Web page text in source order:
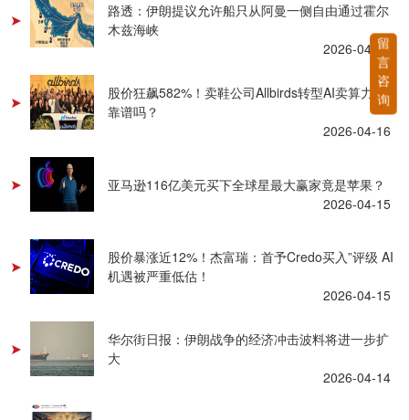
路透：伊朗提议允许船只从阿曼一侧自由通过霍尔
木兹海峡
2026-04-16
股价狂飙582%！卖鞋公司Allbirds转型AI卖算力，
靠谱吗？
2026-04-16
亚马逊116亿美元买下全球星最大赢家竟是苹果？
2026-04-15
股价暴涨近12%！杰富瑞：首予Credo买入”评级 AI
机遇被严重低估！
2026-04-15
华尔街日报：伊朗战争的经济冲击波料将进一步扩
大
2026-04-14
留
言
咨
询